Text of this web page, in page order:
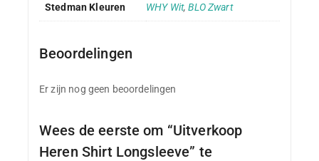
Stedman Kleuren WHY Wit,BLO Zwart
Beoordelingen
Er zijn nog geen beoordelingen
Wees de eerste om “Uitverkoop
Heren Shirt Longsleeve” te